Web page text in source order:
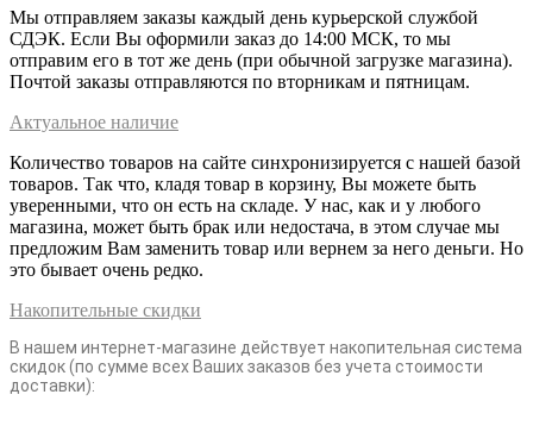
Мы отправляем заказы каждый день курьерской службой
СДЭК. Если Вы оформили заказ до 14:00 МСК, то мы
отправим его в тот же день (при обычной загрузке магазина).
Почтой заказы отправляются по вторникам и пятницам.
Актуальное наличие
Количество товаров на сайте синхронизируется с нашей базой
товаров. Так что, кладя товар в корзину, Вы можете быть
уверенными, что он есть на складе. У нас, как и у любого
магазина, может быть брак или недостача, в этом случае мы
предложим Вам заменить товар или вернем за него деньги. Но
это бывает очень редко.
Накопительные скидки
В нашем интернет-магазине действует накопительная система
скидок (по сумме всех Ваших заказов без учета стоимости
доставки):